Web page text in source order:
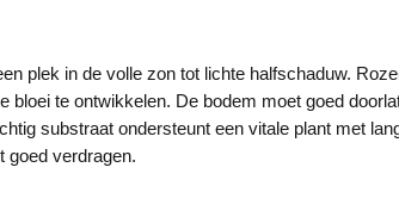
plek in de volle zon tot lichte halfschaduw.
bloei te ontwikkelen. De bodem moet goed
substraat ondersteunt een vitale plant met
goed verdragen.